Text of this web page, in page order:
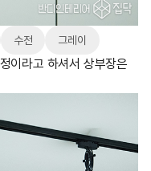
수전 그레이
이라고 하셔서 상부장은